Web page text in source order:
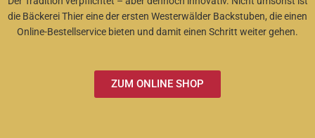
die Bäckerei Thier eine der ersten Westerwälder Backstuben, die einen
Online-Bestellservice bieten und damit einen Schritt weiter gehen.
ZUM ONLINE SHOP